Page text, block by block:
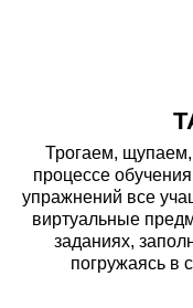
Трогаем,
процессе
упражнений все
виртуальные
заданиях,
погружаясь в